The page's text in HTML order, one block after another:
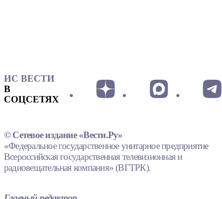
ИС ВЕСТИ
В
СОЦСЕТЯХ
© Сетевое издание «Вести.Ру»
«Федеральное государственное унитарное предприятие
Всероссийская государственная телевизионная и
радиовещательная компания» (ВГТРК).